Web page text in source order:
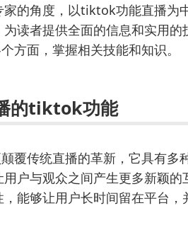
的角度，以tiktok功能直播为
读者提供全面的信息和实用
方面，掌握相关技能和知识。
的tiktok功能
覆传统直播的革新，它具有多
户与观众之间产生更多新颖
能够让用户长时间留在平台，